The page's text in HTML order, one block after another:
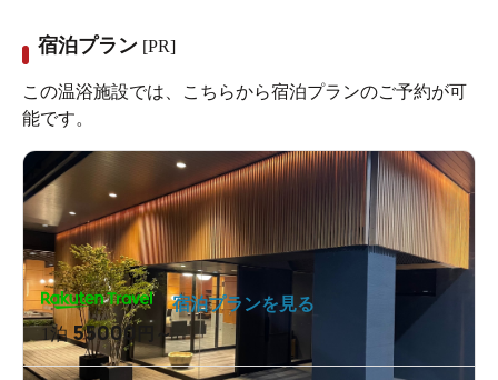
宿泊プラン [PR]
この温浴施設では、こちらから宿泊プランのご予約が可
能です。
1泊55000 円～
宿泊プランを見る